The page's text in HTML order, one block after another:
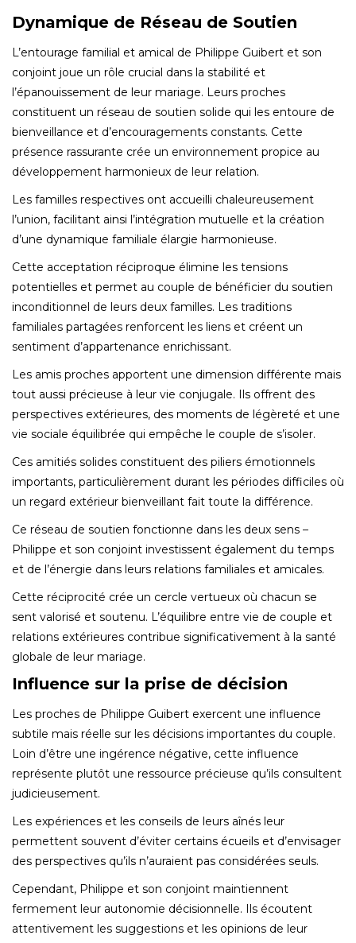
Dynamique de Réseau de Soutien
L’entourage familial et amical de Philippe Guibert et son
conjoint joue un rôle crucial dans la stabilité et
l’épanouissement de leur mariage. Leurs proches
constituent un réseau de soutien solide qui les entoure de
bienveillance et d’encouragements constants. Cette
présence rassurante crée un environnement propice au
développement harmonieux de leur relation.
Les familles respectives ont accueilli chaleureusement
l’union, facilitant ainsi l’intégration mutuelle et la création
d’une dynamique familiale élargie harmonieuse.
Cette acceptation réciproque élimine les tensions
potentielles et permet au couple de bénéficier du soutien
inconditionnel de leurs deux familles. Les traditions
familiales partagées renforcent les liens et créent un
sentiment d’appartenance enrichissant.
Les amis proches apportent une dimension différente mais
tout aussi précieuse à leur vie conjugale. Ils offrent des
perspectives extérieures, des moments de légèreté et une
vie sociale équilibrée qui empêche le couple de s’isoler.
Ces amitiés solides constituent des piliers émotionnels
importants, particulièrement durant les périodes difficiles où
un regard extérieur bienveillant fait toute la différence.
Ce réseau de soutien fonctionne dans les deux sens –
Philippe et son conjoint investissent également du temps
et de l’énergie dans leurs relations familiales et amicales.
Cette réciprocité crée un cercle vertueux où chacun se
sent valorisé et soutenu. L’équilibre entre vie de couple et
relations extérieures contribue significativement à la santé
globale de leur mariage.
Influence sur la prise de décision
Les proches de Philippe Guibert exercent une influence
subtile mais réelle sur les décisions importantes du couple.
Loin d’être une ingérence négative, cette influence
représente plutôt une ressource précieuse qu’ils consultent
judicieusement.
Les expériences et les conseils de leurs aînés leur
permettent souvent d’éviter certains écueils et d’envisager
des perspectives qu’ils n’auraient pas considérées seuls.
Cependant, Philippe et son conjoint maintiennent
fermement leur autonomie décisionnelle. Ils écoutent
attentivement les suggestions et les opinions de leur